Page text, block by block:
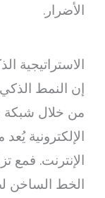
الأضرار.
الاستراتيجية
إن النمط
من خلال شبكة
الإلكترونية
الإنترنت. فمع
الخط الساخن